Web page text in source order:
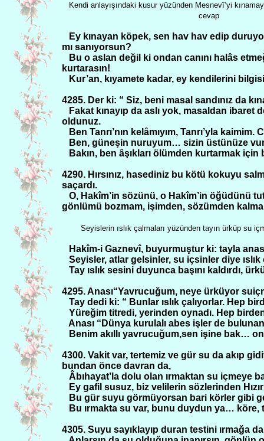
Kendi anlayışındaki kusur yüzünden Mesnevî’yi
cevap
Ey kınayan köpek, sen hav hav edip
mı sanıyorsun?
Bu o aslan değil ki ondan canını halâs
kurtarasın!
Kur’an, kıyamete kadar, ey kendilerini
4285. Der ki: “ Siz, beni masal sandınız da
Fakat kınayıp da aslı yok, masaldan
oldunuz.
Ben Tanrı’nın kelâmıyım, Tanrı’yla kaimim.
Ben, güneşin nuruyum… sizin üstünüze
Bakın, ben âşıkları ölümden kurtarmak için
4290. Hırsınız, hasediniz bu kötü kokuyu
saçardı.
O, Hakîm’in sözünü, o Hakîm’in öğüdünü
gönlümü bozmam, işimden, sözümden
Seyislerin ıslık çalmaları yüzünden tayın ürküp su
Hakîm-i Gaznevî, buyurmuştur ki: tayla
Seyisler, atlar gelsinler, su içsinler diye ıslık
Tay ıslık sesini duyunca başını kaldırdı,
4295. Anası“Yavrucuğum, neye ürküyor
Tay dedi ki: “ Bunlar ıslık çalıyorlar. Hep
Yüreğim titredi, yerinden oynadı. Hep
Anası “Dünya kurulalı abes işler de
Benim akıllı yavrucuğum,sen işine bak…
4300. Vakit var, tertemiz ve gür su da akıp
bundan önce davran da,
Âbıhayat’la dolu olan ırmaktan su içmeye
Ey gafil susuz, biz velilerin sözlerinden
Bu gür suyu görmüyorsan bari körler gibi
Bu ırmakta su var, bunu duydun ya… köre,
4305. Suyu sayıklayıp duran testini ırmağa